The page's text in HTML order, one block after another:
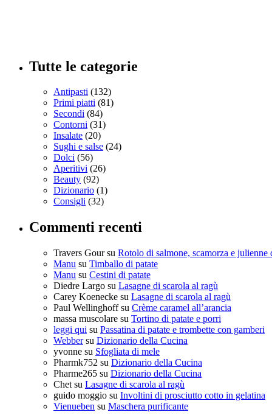
Tutte le categorie
Antipasti (132)
Primi piatti (81)
Secondi (84)
Contorni (31)
Insalate (20)
Sughi e salse (24)
Dolci (56)
Aperitivi (26)
Beauty (92)
Dizionario (1)
Consigli (32)
Commenti recenti
Travers Goursu Rotolo di salmone, scamorza e julienne
Manu su Timballo di patate
Manu su Cestini di patate
Diedre Largo su Lasagne di scarola al ragù
Carey Koenecke su Lasagne di scarola al ragù
Paul Wellinghoffsu Crème caramel all’arancia
massa muscolare su Tortino di patate e porri
leggi qui su Passatina di patate e trombette con gamberi
Webbersu Dizionario della Cucina
yvonne su Sfogliata di mele
Pharmk752 su Dizionario della Cucina
Pharme265 su Dizionario della Cucina
Chet su Lasagne di scarola al ragù
guido moggio su Involtini di prosciutto cotto in gelatina
Vienueben su Maschera purificante